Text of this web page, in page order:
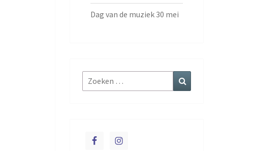
Dag van de muziek 30 mei
Zoeken
naar: